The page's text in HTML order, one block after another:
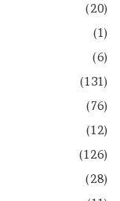
(20)
(1)
(6)
(131)
(76)
(12)
(126)
(28)